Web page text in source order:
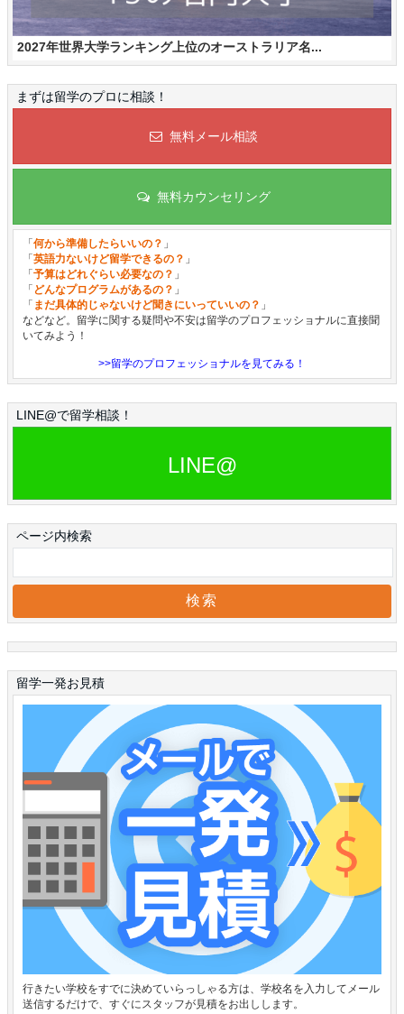
2027年世界大学ランキング上位のオーストラリア名...
まずは留学のプロに相談！
無料メール相談
無料カウンセリング
「 何から準備したらいいの？ 」
「 英語力ないけど留学できるの？ 」
「 予算はどれぐらい必要なの？ 」
「 どんなプログラムがあるの？ 」
「 まだ具体的じゃないけど聞きにいっていいの？ 」
などなど。留学に関する疑問や不安は留学のプロフェッショナルに直接聞
いてみよう！
>>留学のプロフェッショナルを見てみる！
LINE@で留学相談！
LINE@
ページ内検索
留学一発お見積
行きたい学校をすでに決めていらっしゃる方は、学校名を入力してメール
送信するだけで、すぐにスタッフが見積をお出しします。